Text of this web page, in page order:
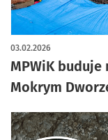
MPWiK
Mokrym
03.02.2026